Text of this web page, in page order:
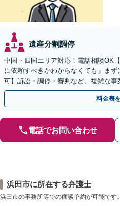
遺産分割調停
中国・四国エリア対応！電話相談OK
に依頼すべきかわからなくても」ま
可】訴訟・調停・審判など、複雑な
相談無料】初回面談のみで解決できる
料金表
電話でお問い合わせ
浜田市に所在する弁護士
浜田市の事務所等での面談予約が可能です。